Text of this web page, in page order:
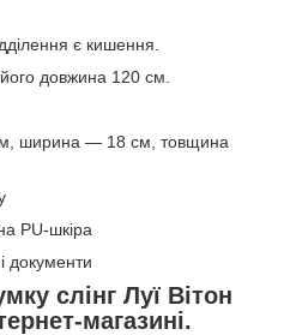
є кишення.
довжина 120 см.
ширина — 18 см, товщина
PU-шкіра
документи
слінг Луї Вітон
магазині.